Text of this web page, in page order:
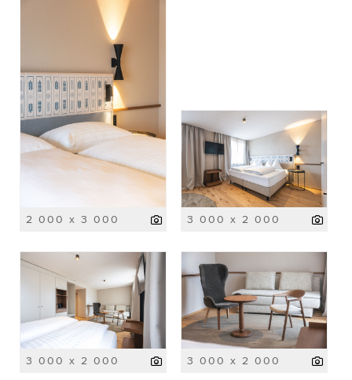
2 000 x 3 000 3 000 x 2 000
3 000 x 2 000 3 000 x 2 000